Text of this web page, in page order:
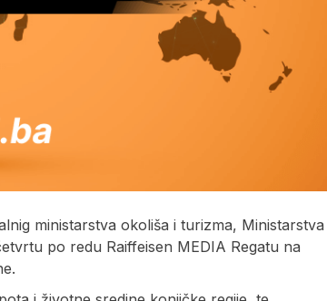
ministarstva okoliša i turizma, Ministarstva
po redu Raiffeisen MEDIA Regatu na